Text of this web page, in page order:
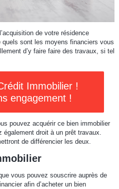
de votre résidence
sont les moyens financiers vous
d’y faire faire des travaux, si tel
Immobilier !
engagement !
pouvez acquérir ce bien immobilier
également droit à un prêt travaux.
de différencier les deux.
vous pouvez souscrire auprès de
afin d’acheter un bien